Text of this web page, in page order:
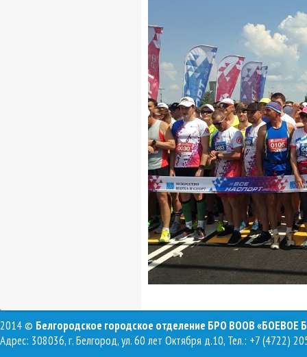
2014 © Белгородское городское отделение БРО ВООВ «БОЕВОЕ
Адрес: 308036, г. Белгород, ул. 60 лет Октября д.10, Тел.: +7 (4722)